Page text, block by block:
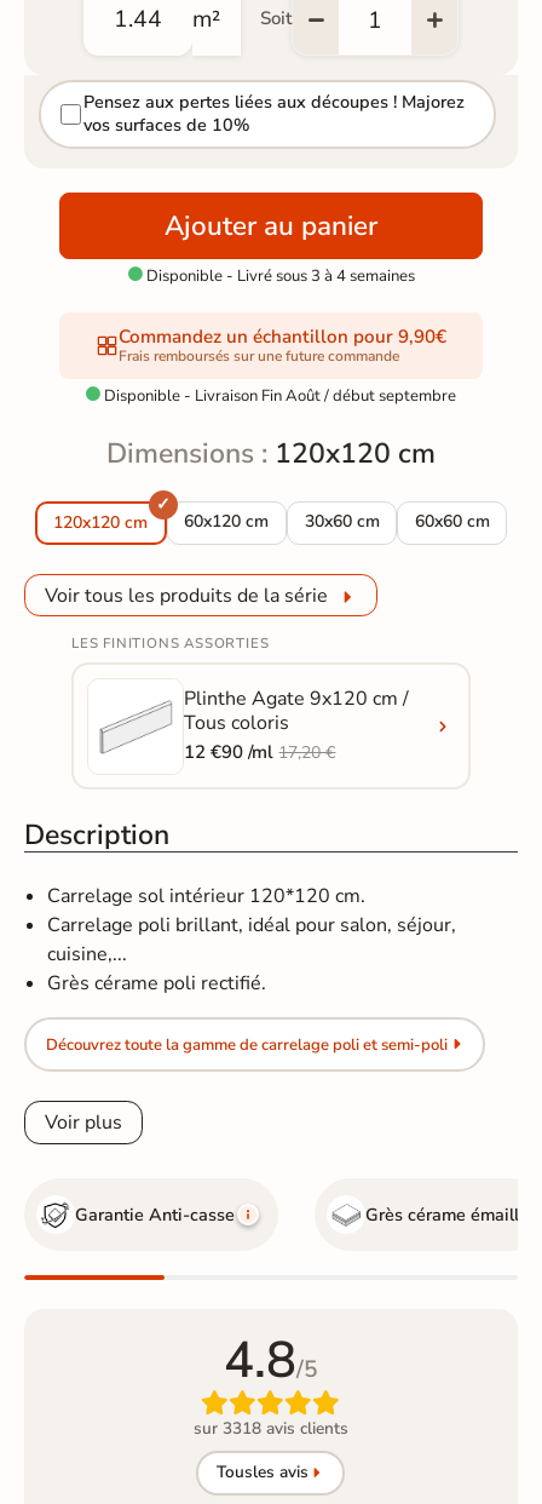
m² Soit
Pensez aux pertes liées aux découpes ! Majorez
vos surfaces de 10%
Ajouter au panier
Disponible - Livré sous 3 à 4 semaines
Commandez un échantillon pour 9,90€
Frais remboursés sur une future commande
 Disponible - Livraison Fin Août / début septembre
Dimensions : 120x120 cm
120x120 cm 60x120 cm
Carrelage sol poli Agate blanc 60x120 cm
30x60 cm
Carrelage sol poli Agate
60x60 cm
Carrelage sol
Voir tous les produits de la série
LES FINITIONS ASSORTIES
Plinthe Agate 9x120 cm /
Tous coloris
12 €90 /ml17,20 €
Description
Carrelage sol intérieur 120*120 cm.
Carrelage poli brillant, idéal pour salon, séjour,
cuisine,...
Grès cérame poli rectifié.
Découvrez toute la gamme de carrelage poli et semi-poli
Voir plus
Garantie Anti-casse Grès cérame émaillé
4.8/5

sur 3318 avis clients
Tousles avis